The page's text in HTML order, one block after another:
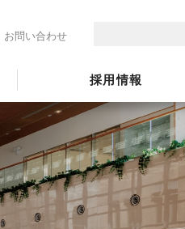
お問い合わせ
採用情報